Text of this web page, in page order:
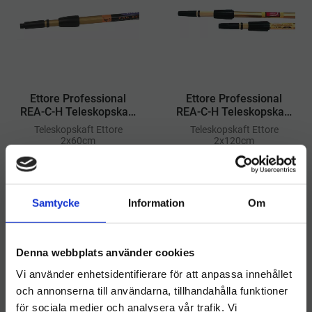
Samtycke Information Om
Denna webbplats använder cookies
Vi använder enhetsidentifierare för att anpassa innehållet
och annonserna till användarna, tillhandahålla funktioner
för sociala medier och analysera vår trafik. Vi
Ettore Professional
REA-C-H Teleskopskaft
2x60cm
​Teleskopskaft Ettore
2x60cm
Lägg till i önskelista
INFO
Ettore Professional
REA-C-H Teleskopskaft
2x120cm
​Teleskopskaft Ettore
2x120cm
625kr
INFO